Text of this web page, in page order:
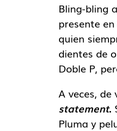
Bling-bling
presente
quien
dientes de
Doble P,
A veces, de
statement.
Pluma y